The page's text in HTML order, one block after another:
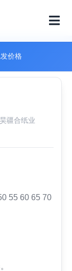
价格
疆合纸业
55 60 65 70